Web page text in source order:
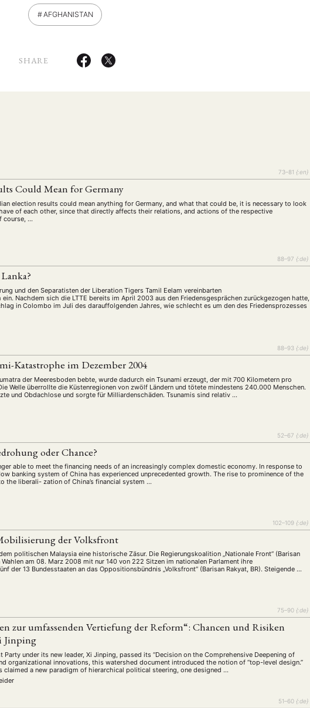
DIE DGA
Art
(24) Migration
(13) Praktikum (8) Präsentation (13) Programm (5) Publikation (23)
Sprache Sprachkurse (8) Stellenausschreibung (661)
DATENSCHUTZERKLÄRUNG MITGLIEDERBEREICH
KONTAKT
SPENDEN SIE JETZT!
ENGLISH
AFGHANISTAN
SHARE
73–81 {:en}
Could Mean for Germany
election results could mean anything for Germany, and what that could be, it is necessary to look
of each other, since that directly affects their relations, and actions of the respective
course, …
88–97 {:de}
und den Separatisten der Liberation Tigers Tamil Eelam vereinbarten
Nachdem sich die LTTE bereits im April 2003 aus den Friedensgesprächen zurückgezogen hatte,
in Colombo im Juli des darauffolgenden Jahres, wie schlecht es um den des Friedensprozesses
88–93 {:de}
Katastrophe im Dezember 2004
der Meeresboden bebte, wurde dadurch ein Tsunami erzeugt, der mit 700 Kilometern pro
Welle überrollte die Küstenregionen von zwölf Ländern und tötete mindestens 240.000 Menschen.
und Obdachlose und sorgte für Milliardenschäden. Tsunamis sind relativ …
52–67 {:de}
oder Chance?
able to meet the financing needs of an increasingly complex domestic economy. In response to
banking system of China has experienced unprecedented growth. The rise to prominence of the
the liberali- zation of China’s financial system …
102–109 {:de}
der Volksfront
politischen Malaysia eine historische Zäsur. Die Regierungskoalition „Nationale Front“ (Barisan
am 08. Marz 2008 mit nur 140 von 222 Sitzen im nationalen Parlament ihre
der 13 Bundesstaaten an das Oppositionsbündnis „Volksfront“ (Barisan Rakyat, BR). Steigende …
75–90 {:de}
zur umfassenden Vertiefung der Reform“: Chancen und Risiken
Jinping
Party under its new leader, Xi Jinping, passed its “Decision on the Comprehensive Deepening of
organizational innovations, this watershed document introduced the notion of “top-level design.”
a new paradigm of hierarchical political steering, one designed …
51–60 {:de}